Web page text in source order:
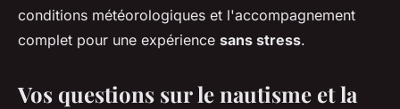
conditions météorologiques et l'accompagnement
complet pour une expérience sans stress.
Vos questions sur le nautisme et la